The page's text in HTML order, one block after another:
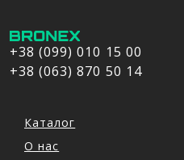
+38 (099) 010 15 00
+38 (063) 870 50 14
Каталог
О нас